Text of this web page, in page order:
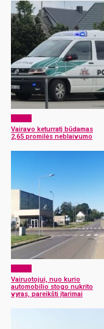
Vairavo keturratį būdamas
2,65 promilės neblaivumo
Vairuotojui, nuo kurio
automobilio stogo nukrito
vyras, pareikšti įtarimai